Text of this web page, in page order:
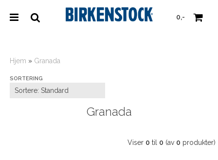
0,-
Hjem » Granada
SORTERING
Granada
Viser 0 til 0 (av 0 produkter)